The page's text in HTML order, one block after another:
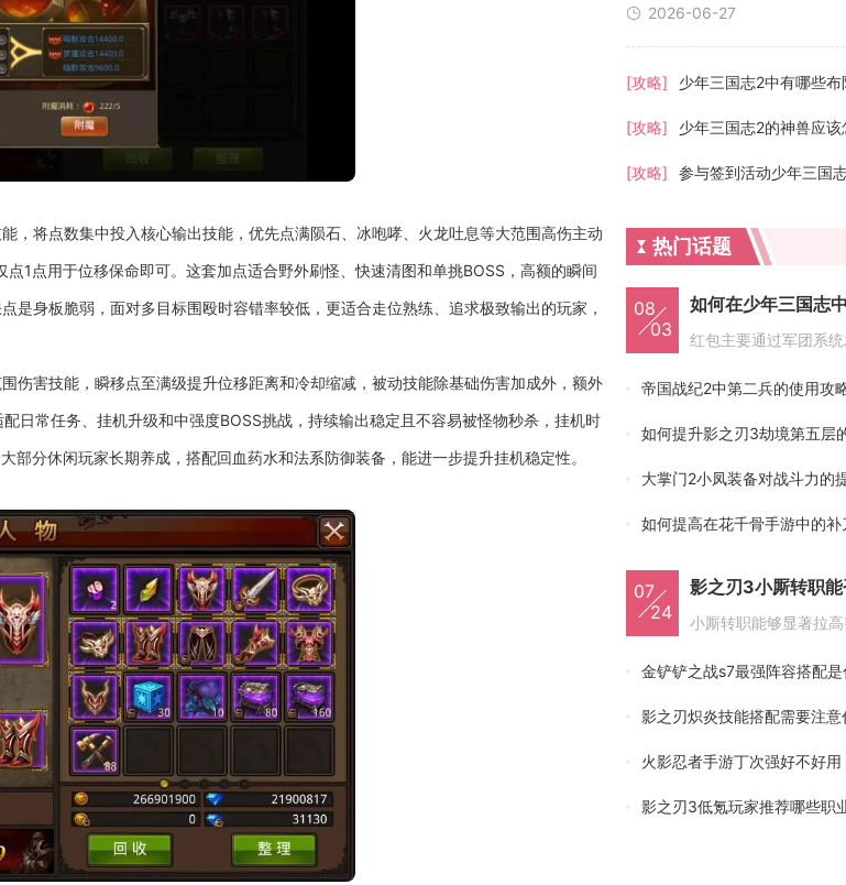
，将点数集中投入核心输出技能，优先点满陨石、冰咆哮、火龙吐息等大范围高伤主动
1点用于位移保命即可。这套加点适合野外刷怪、快速清图和单挑BOSS，高额的瞬间
身板脆弱，面对多目标围殴时容错率较低，更适合走位熟练、追求极致输出的玩家，
伤害技能，瞬移点至满级提升位移距离和冷却缩减，被动技能除基础伤害加成外，额外
日常任务、挂机升级和中强度BOSS挑战，持续输出稳定且不容易被怪物秒杀，挂机时
分休闲玩家长期养成，搭配回血药水和法系防御装备，能进一步提升挂机稳定性。
2026-06-27
[攻略]
[攻略] 少年三国志2的神兽应
[攻略] 参与签到活动少年三国
热门话题
08
03
如何在少年三国志
帝国战纪2中第二兵的使用攻
如何提升影之刃3劫境第五层
大掌门2小凤装备对战斗力的
如何提高在花千骨手游中的补
07
24
影之刃3小厮转职
金铲铲之战s7最强阵容搭配
影之刃炽炎技能搭配需要注
火影忍者手游丁次强好不好用
影之刃3低氪玩家推荐哪些职